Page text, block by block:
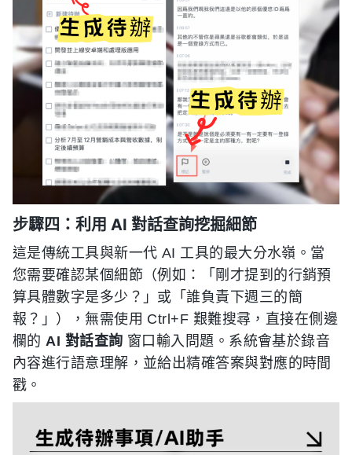
步驟四：利用 AI 對話查詢挖掘細節
這是傳統工具與新一代 AI 工具的最大分水嶺。當
您需要確認某個細節（例如：「剛才提到的行銷預
算具體數字是多少？」或「誰負責下週三的簡
報？」），無需使用 Ctrl+F 艱難搜尋，直接在側邊
欄的AI 對話查詢 窗口輸入問題。系統會基於錄音
內容進行語意理解，並給出精確答案與對應的時間
戳。